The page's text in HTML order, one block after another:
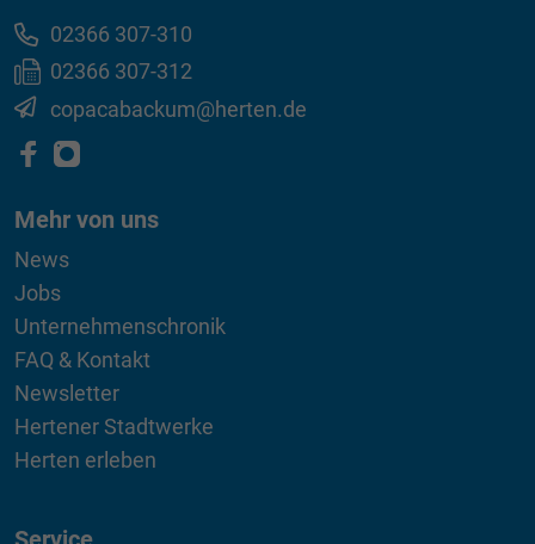
02366 307-310
02366 307-312
copacabackum@herten.de
Mehr von uns
News
Jobs
Unternehmenschronik
FAQ & Kontakt
Newsletter
Hertener Stadtwerke
Herten erleben